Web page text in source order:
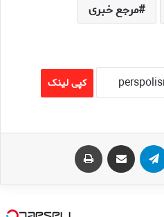
مرجع خبری
کپی لینک
تلگرام اشتراک گذاری از طریق ایمیل